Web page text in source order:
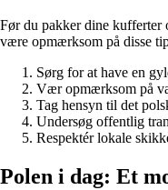
Før du pakker dine
være opmærksom på disse
Sørg for at have en
Vær opmærksom på
Tag hensyn til det
Undersøg offentlig
Respektér lokale
Polen i dag: Et